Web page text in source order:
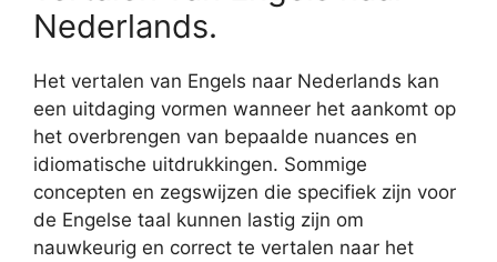
Nederlands.
Het vertalen van Engels naar Nederlands kan
een uitdaging vormen wanneer het aankomt op
het overbrengen van bepaalde nuances en
idiomatische uitdrukkingen. Sommige
concepten en zegswijzen die specifiek zijn voor
de Engelse taal kunnen lastig zijn om
nauwkeurig en correct te vertalen naar het